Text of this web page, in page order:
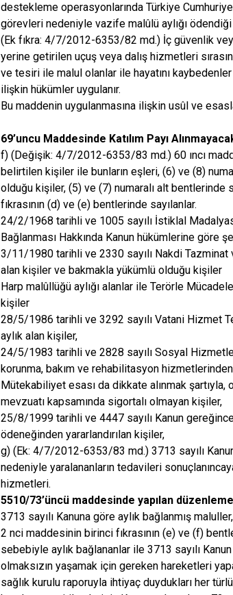
destekleme operasyonlarında Türkiye
görevleri nedeniyle vazife malûlü aylığı
(Ek fıkra: 4/7/2012-6353/82 md.) İç güvenlik
yerine getirilen uçuş veya dalış hizmetleri
ve tesiri ile malul olanlar ile hayatını
ilişkin hükümler uygulanır.
Bu maddenin uygulanmasına ilişkin usûl ve
69’uncu Maddesinde Katılım Payı
f) (Değişik: 4/7/2012-6353/83 md.) 60 ıncı
belirtilen kişiler ile bunların eşleri, (6) ve (8)
olduğu kişiler, (5) ve (7) numaralı alt
fıkrasının (d) ve (e) bentlerinde sayılanlar.
24/2/1968 tarihli ve 1005 sayılı İstiklal
Bağlanması Hakkında Kanun hükümlerine göre
3/11/1980 tarihli ve 2330 sayılı Nakdi Tazminat
alan kişiler ve bakmakla yükümlü olduğu kişiler
Harp malûllüğü aylığı alanlar ile Terörle
kişiler
28/5/1986 tarihli ve 3292 sayılı Vatani Hizmet
aylık alan kişiler,
24/5/1983 tarihli ve 2828 sayılı Sosyal
korunma, bakım ve rehabilitasyon
Mütekabiliyet esası da dikkate alınmak şartıyla,
mevzuatı kapsamında sigortalı olmayan kişiler,
25/8/1999 tarihli ve 4447 sayılı Kanun
ödeneğinden yararlandırılan kişiler,
g) (Ek: 4/7/2012-6353/83 md.) 3713 sayılı
nedeniyle yaralananların tedavileri
hizmetleri.
5510/73’üncü maddesinde yapılan
3713 sayılı Kanuna göre aylık bağlanmış
2 nci maddesinin birinci fıkrasının (e) ve (f)
sebebiyle aylık bağlananlar ile 3713 sayılı
olmaksızın yaşamak için gereken hareketleri
sağlık kurulu raporuyla ihtiyaç duydukları her